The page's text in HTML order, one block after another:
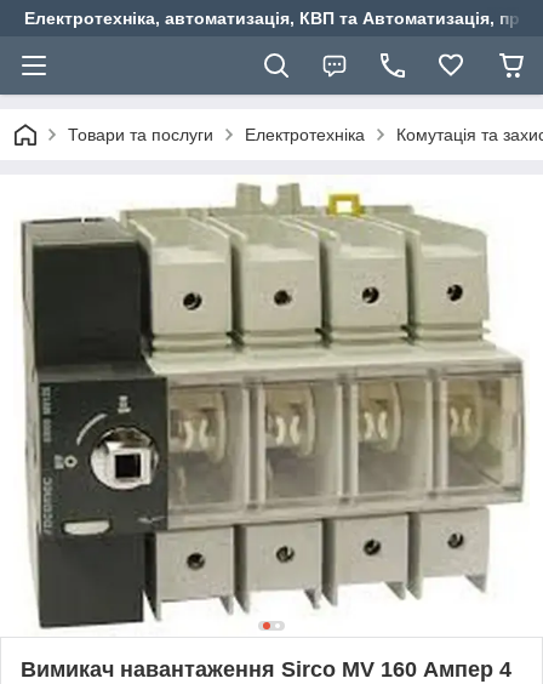
Електротехніка, автоматизація, КВП та Автоматизація,
Товари та послуги Електротехніка Комутація та
Вимикач навантаження Sirco MV 160 Ампер 4